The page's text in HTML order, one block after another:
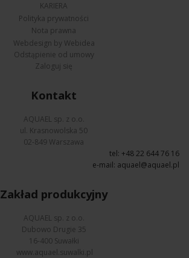
KARIERA
Polityka prywatności
Nota prawna
Webdesign by Webidea
Odstąpienie od umowy
Zaloguj się
Kontakt
AQUAEL sp. z o.o.
ul. Krasnowolska 50
02-849 Warszawa
tel: +48 22 644 76 16
e-mail: aquael@aquael.pl
Zakład produkcyjny
AQUAEL sp. z o.o.
Dubowo Drugie 35
16-400 Suwałki
www.aquael.suwalki.pl